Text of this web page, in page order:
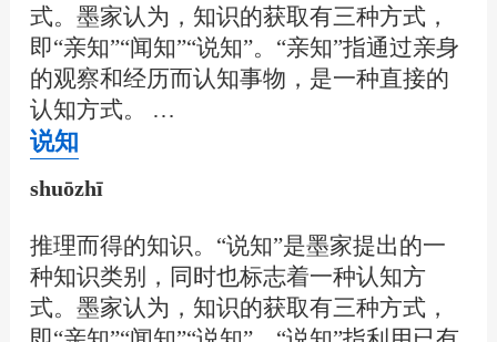
式。墨家认为，知识的获取有三种方式，
即“亲知”“闻知”“说知”。“亲知”指通过亲身
的观察和经历而认知事物，是一种直接的
认知方式。 …
说知
shuōzhī
推理而得的知识。“说知”是墨家提出的一
种知识类别，同时也标志着一种认知方
式。墨家认为，知识的获取有三种方式，